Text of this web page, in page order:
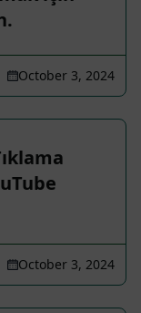
October 3, 2024
October 3, 2024